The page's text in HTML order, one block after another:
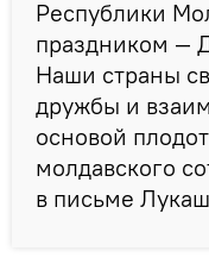
Республики
праздником —
Наши страны
дружбы и
основой
молдавского
в письме